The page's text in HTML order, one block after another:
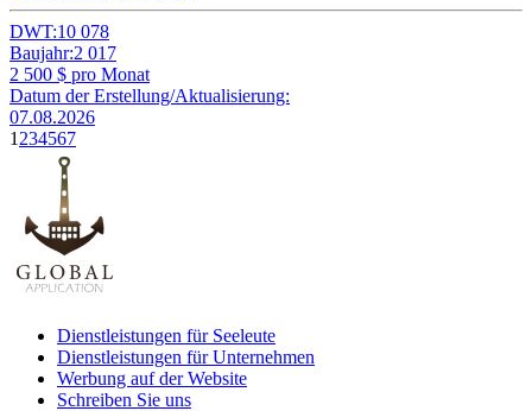
DWT:10 078
Baujahr:2 017
2 500 $ pro Monat
Datum der Erstellung/Aktualisierung:
07.08.2026
1 234567
Dienstleistungen für Seeleute
Dienstleistungen für Unternehmen
Werbung auf der Website
Schreiben Sie uns